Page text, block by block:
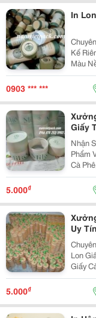
In
Kế
Màu
Giấy
Chất
0903 *** ***
Giấy
Nhận
Phẩm
Cà
Lon
5.000₫
Uy
Lon
Giấy
Snack,
Lon
5.000₫